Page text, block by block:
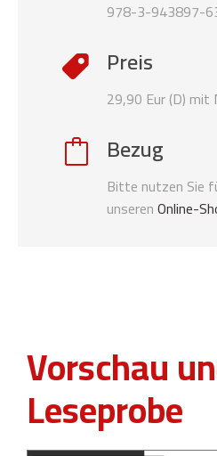
978-3-943897-
Preis
29,90 Eur (D) mit
Bezug
Bitte nutzen Sie
unserenOnline-
Vorschau
Leseprobe